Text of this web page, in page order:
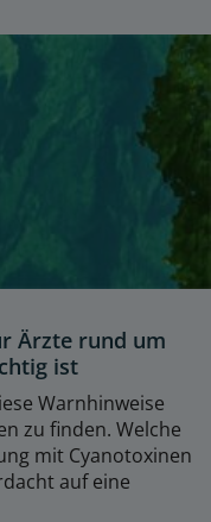
Ärzte rund um
ist
Warnhinweise
zu finden. Welche
mit Cyanotoxinen
auf eine